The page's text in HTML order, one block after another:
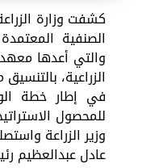
كشفت وزارة
والتي أعدها
الزراعية،
في إطار خطة
للمحصول
وزير الزراعة
عادل عبدالعظيم